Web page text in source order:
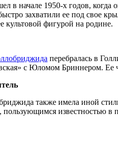
в начале 1950-х годов,
захватили ее под свое
культовой фигурой на родине.
перебралась в
с Юломом Бриннером. Ее
также имела иной
известностью в